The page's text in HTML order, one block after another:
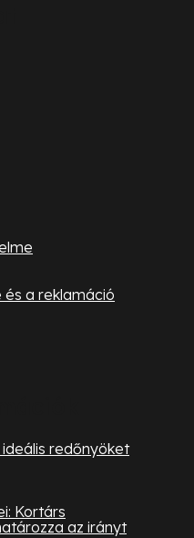
és a reklamáció
redőnyöket
Kortárs
az irányt